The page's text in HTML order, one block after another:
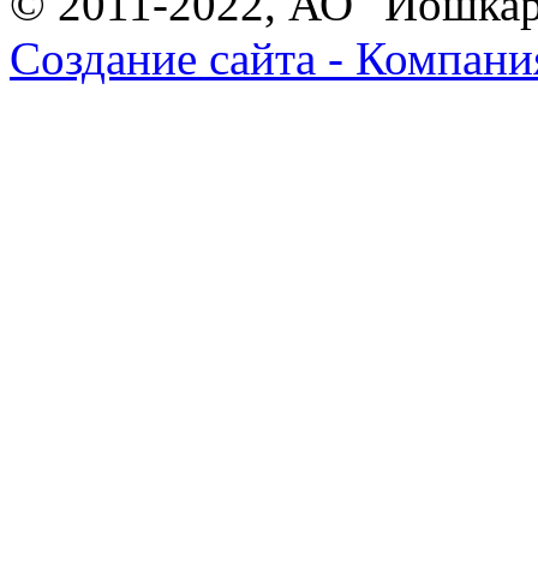
Создание сайта -